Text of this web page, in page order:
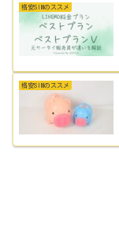
格安SIMのススメ
格安SIMのススメ